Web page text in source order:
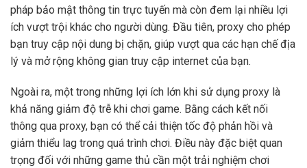
pháp bảo mật thông tin trực tuyến mà còn đem lại nhiều lợi
ích vượt trội khác cho người dùng. Đầu tiên, proxy cho phép
bạn truy cập nội dung bị chặn, giúp vượt qua các hạn chế địa
lý và mở rộng không gian truy cập internet của bạn.
Ngoài ra, một trong những lợi ích lớn khi sử dụng proxy là
khả năng giảm độ trễ khi chơi game. Bằng cách kết nối
thông qua proxy, bạn có thể cải thiện tốc độ phản hồi và
giảm thiểu lag trong quá trình chơi. Điều này đặc biệt quan
trọng đối với những game thủ cần một trải nghiệm chơi